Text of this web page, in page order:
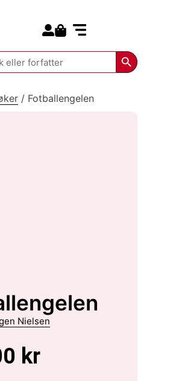
Search
/ Fotballengelen
Nielsen
kr